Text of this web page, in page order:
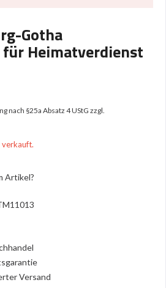
Gotha
Heimatverdienst
nach §25a Absatz 4 UStG zzgl.
verkauft.
Artikel?
Versand